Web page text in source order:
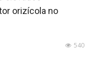
orizícola no
540